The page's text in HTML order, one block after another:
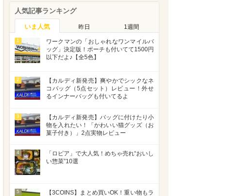
人気記事ランキング
いま人気 昨日 1週間
1
ワークマンの「おしゃれなワンマイルバ
ッグ」決定版！ポーチも付いてて1500円
以下だよ♪【全5色】
2
【カルディ新発売】爽やかでシックなネ
コバッグ（5点セット）レビュー！外せ
るインナーバッグも付いてるよ
3
【カルディ新発売】バッグに付けたり小
物を入れたい！「かわいい猫グッズ（お
菓子付き）」2点実物レビュー
4
「ロピア」で大人気！めちゃ売れ“おいし
い惣菜”10選
5
【3COINS】まとめ買いOK！重い物もラ